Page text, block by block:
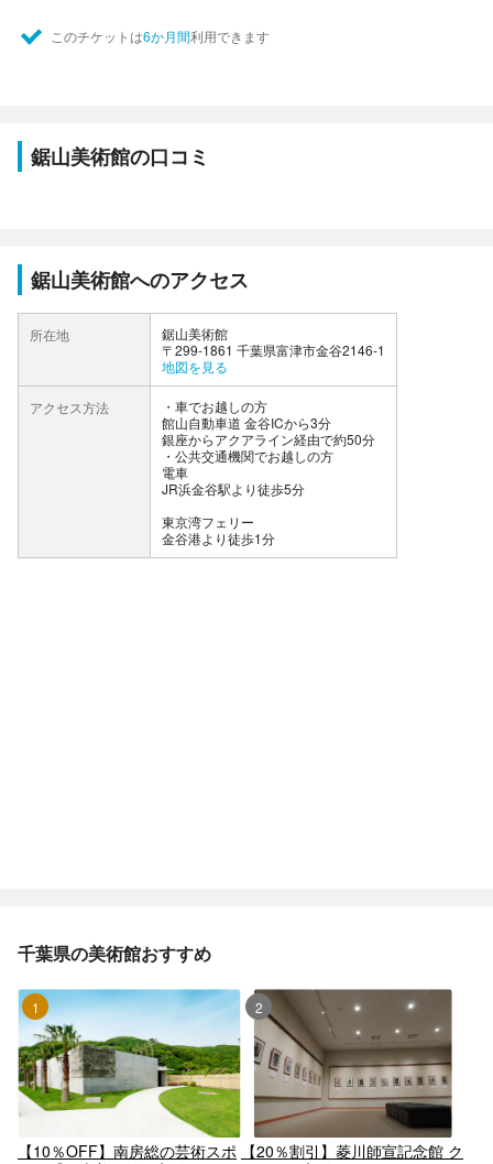
このチケットは6か月間利用できます
鋸山美術館の口コミ
鋸山美術館へのアクセス
所在地
鋸山美術館
〒299-1861 千葉県富津市金谷2146-1
地図を見る
アクセス方法
車でお越しの方
館山自動車道 金谷ICから3分
銀座からアクアライン経由で約50分
公共交通機関でお越しの方
電車
JR浜金谷駅より徒歩5分
東京湾フェリー
金谷港より徒歩1分
千葉県の美術館おすすめ
1位
【10％OFF】南房総の芸術スポ
2位
【20％割引】菱川師宣記念館 ク